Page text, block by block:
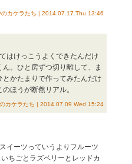
のカケラたち | 2014.07.17 Thu 13:46
はけっこうよくできたんだけ
。ひと房ずつ切り離して、ま
かたまりで作ってみたんだけ
ほうが断然リアル。
カケラたち | 2014.07.09 Wed 15:24
イーツっていうよりフルーツ
ちごとラズベリーとレッドカ